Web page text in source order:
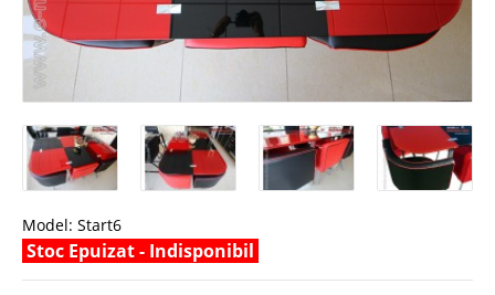
Model: Start6
Stoc Epuizat - Indisponibil